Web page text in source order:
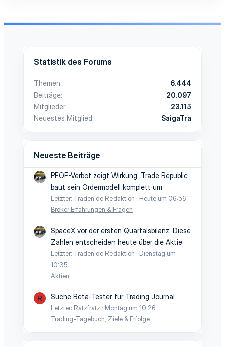
Statistik des Forums
Themen
6.444
Beiträge
20.097
Mitglieder
23.115
Neuestes Mitglied
SaigaTra
Neueste Beiträge
PFOF-Verbot zeigt Wirkung: Trade Republic
baut sein Ordermodell komplett um
Letzter: Traden.de Redaktion
Heute um 06:56
Broker Erfahrungen & Fragen
SpaceX vor der ersten Quartalsbilanz: Diese
Zahlen entscheiden heute über die Aktie
Letzter: Traden.de Redaktion
Dienstag um
10:35
Aktien
R Suche Beta-Tester für Trading Journal
Letzter: Ratzfratz
Montag um 10:26
Trading-Tagebuch, Ziele & Erfolge